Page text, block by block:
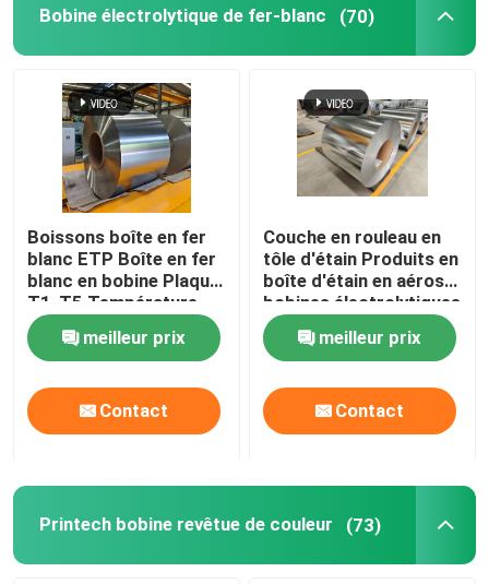
Bobine électrolytique de fer-blanc (70)
Boissons boîte en fer
blanc ETP Boîte en fer
blanc en bobine Plaque
T1-T5 Température
2.8/2.8 Couche
meilleur prix
Contact
Couche en rouleau en
tôle d'étain Produits en
boîte d'étain en aérosol
bobines électrolytiques
en tôle d'étain BA T4
2.8/2.8 Haute
résistance
meilleur prix
Contact
Printech bobine revêtue de couleur (73)